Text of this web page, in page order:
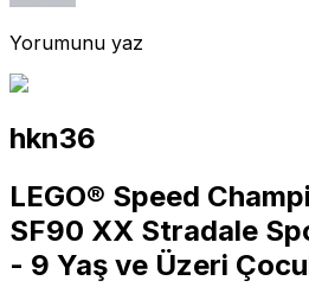
Yorumunu yaz
hkn36
LEGO® Speed
SF90 XX Stradale
- 9 Yaş ve Üzeri